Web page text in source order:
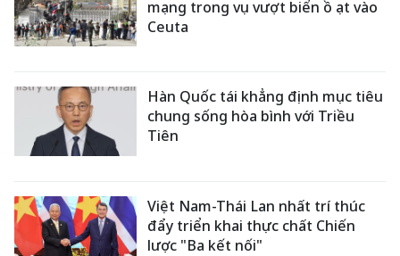
mạng trong vụ vượt biển ồ ạt vào
Ceuta
Hàn Quốc tái khẳng định mục tiêu
chung sống hòa bình với Triều
Tiên
Việt Nam-Thái Lan nhất trí thúc
đẩy triển khai thực chất Chiến
lược "Ba kết nối"